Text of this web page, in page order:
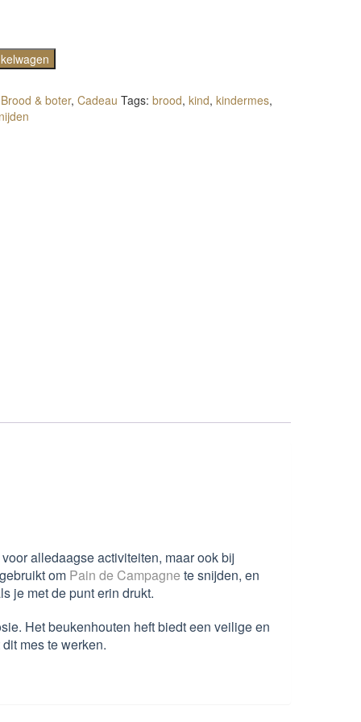
Brood & boter, Cadeau Tags: brood, kind, kindermes,
alledaagse activiteiten, maar ook bij
om Pain de Campagne te snijden, en
je met de punt erin drukt.
Het beukenhouten heft biedt een veilige en
mes te werken.